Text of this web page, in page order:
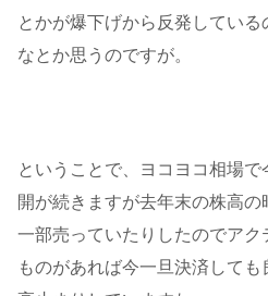
とかが爆下げから反発してい
なとか思うのですが。
ということで、ヨコヨコ相場
開が続きますが去年末の株高
一部売っていたりしたのでア
ものがあれば今一旦決済して